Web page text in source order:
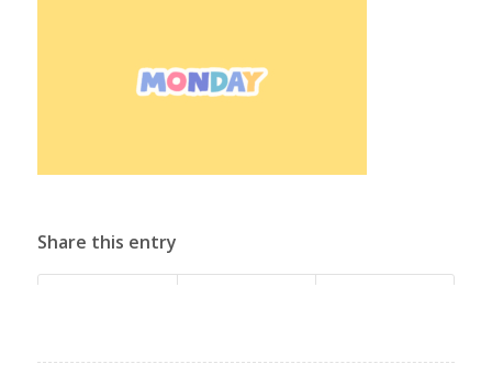
Share this entry